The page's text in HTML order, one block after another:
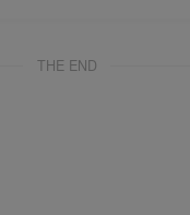
THE END